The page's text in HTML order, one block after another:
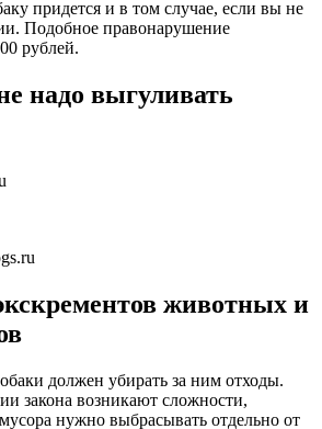
придется и в том случае, если вы не
Подобное правонарушение
рублей.
надо выгуливать
животных и
должен убирать за ним отходы.
закона возникают сложности,
нужно выбрасывать отдельно от